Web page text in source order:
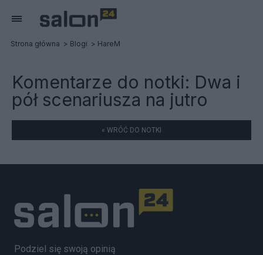
Strona główna Blogi HareM
Komentarze do notki: Dwa i
pół scenariusza na jutro
« WRÓĆ DO NOTKI
Podziel się swoją opinią